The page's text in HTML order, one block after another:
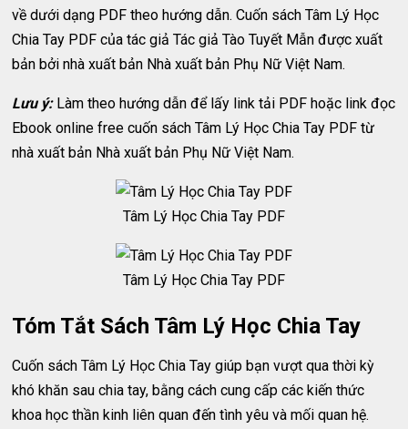
về dưới dạng PDF theo hướng dẫn. Cuốn sách Tâm Lý Học
Chia Tay PDF của tác giả Tác giả Tào Tuyết Mẫn được xuất
bản bởi nhà xuất bản Nhà xuất bản Phụ Nữ Việt Nam.
Lưu ý:Làm theo hướng dẫn để lấy link tải PDF hoặc link đọc
Ebook online free cuốn sách Tâm Lý Học Chia Tay PDF từ
nhà xuất bản Nhà xuất bản Phụ Nữ Việt Nam.
Tâm Lý Học Chia Tay PDF
Tâm Lý Học Chia Tay PDF
Tóm Tắt Sách Tâm Lý Học Chia Tay
Cuốn sách Tâm Lý Học Chia Tay giúp bạn vượt qua thời kỳ
khó khăn sau chia tay, bằng cách cung cấp các kiến thức
khoa học thần kinh liên quan đến tình yêu và mối quan hệ.